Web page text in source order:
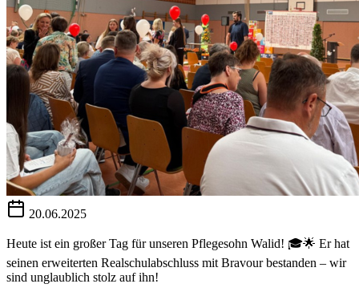
20.06.2025
Heute ist ein großer Tag für unseren Pflegesohn Walid! 🎓🌟 Er hat
seinen erweiterten Realschulabschluss mit Bravour bestanden – wir
sind unglaublich stolz auf ihn!